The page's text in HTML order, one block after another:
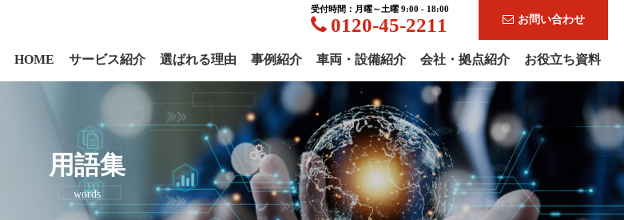
HOME サービス紹介 選ばれる理由 事例紹介 車両・設備紹介 会社・拠点紹介 お役立ち資料
受付時間：月曜～土曜 9:00 - 18:00
0120-45-2211 お問い合わせ
用語集
words